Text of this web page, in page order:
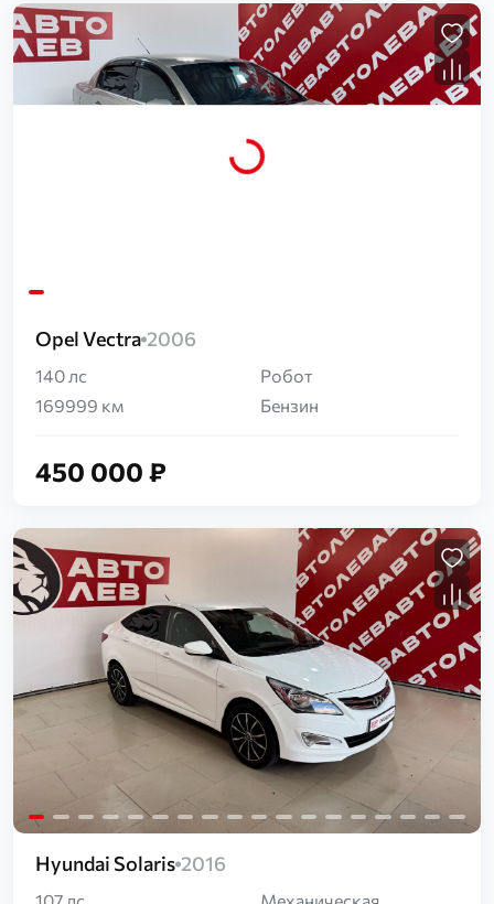
Загрузка...
Opel Vectra 2006
140 лс
Робот
169999 км
Бензин
450 000 ₽
Загрузка...
Hyundai Solaris 2016